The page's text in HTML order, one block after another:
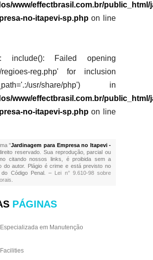
www/effectbrasil.com.br/public_html/
no-itapevi-sp.phpon line
: include(): Failed opening
regioes-reg.php' for inclusion
usr/share/php') in
www/effectbrasil.com.br/public_html/
no-itapevi-sp.phpon line
"Jardinagem para Empresa no Itapevi -
reservado. Sua reprodução, parcial ou
citando nossos links, é proibida sem a
do autor. Plágio é crime e está previsto no
Código Penal. –
Lei n° 9.610-98 sobre
.
PÁGINAS
em Manutenção